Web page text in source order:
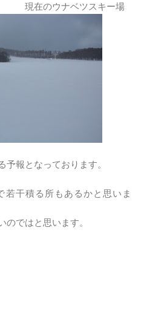
ツスキー場
報となっております。
若干積る所もあるかと思いま
ではと思います。